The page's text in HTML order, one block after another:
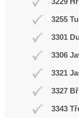
3255
3301
3306
3321
3327
3343